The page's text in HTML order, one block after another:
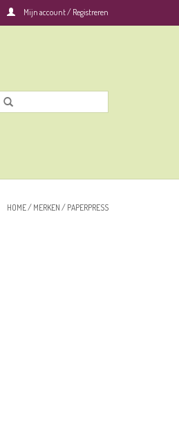
Mijn account / Registreren
HOME/ MERKEN / PAPERPRESS